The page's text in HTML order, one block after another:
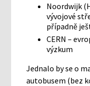
Noordwijk
vývojové
případně
CERN –
výzkum
Jednalo by se o
autobusem (bez